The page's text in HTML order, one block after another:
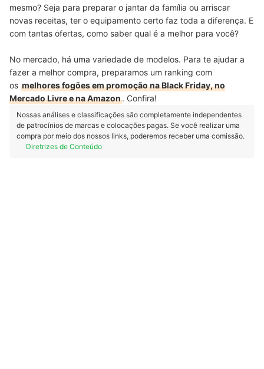
mesmo? Seja para preparar o jantar da família ou arriscar
novas receitas, ter o equipamento certo faz toda a diferença. E
com tantas ofertas, como saber qual é a melhor para você?
No mercado, há uma variedade de modelos. Para te ajudar a
fazer a melhor compra, preparamos um ranking com
os melhores fogões em promoção na Black Friday, no
Mercado Livre e na Amazon. Confira!
Nossas análises e classificações são completamente independentes
de patrocínios de marcas e colocações pagas. Se você realizar uma
compra por meio dos nossos links, poderemos receber uma comissão.
Diretrizes de Conteúdo